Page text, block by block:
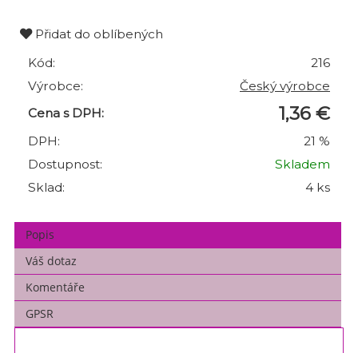
Přidat do oblíbených
Kód:
216
Výrobce:
Český výrobce
Cena s DPH:
1,36 €
DPH:
21 %
Dostupnost:
Skladem
Sklad:
4 ks
Popis
Váš dotaz
Komentáře
GPSR